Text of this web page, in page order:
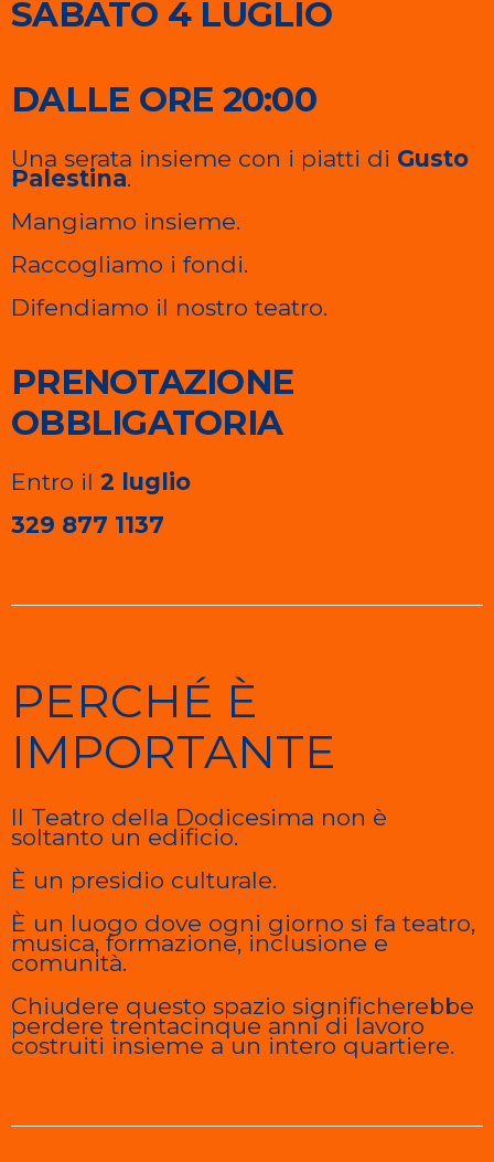
SABATO 4 LUGLIO
DALLE ORE 20:00
Una serata insieme con i piatti di Gusto
Palestina.
Mangiamo insieme.
Raccogliamo i fondi.
Difendiamo il nostro teatro.
PRENOTAZIONE
OBBLIGATORIA
Entro il 2 luglio
329 877 1137
PERCHÉ È
IMPORTANTE
Il Teatro della Dodicesima non è
soltanto un edificio.
È un presidio culturale.
È un luogo dove ogni giorno si fa teatro,
musica, formazione, inclusione e
comunità.
Chiudere questo spazio significherebbe
perdere trentacinque anni di lavoro
costruiti insieme a un intero quartiere.